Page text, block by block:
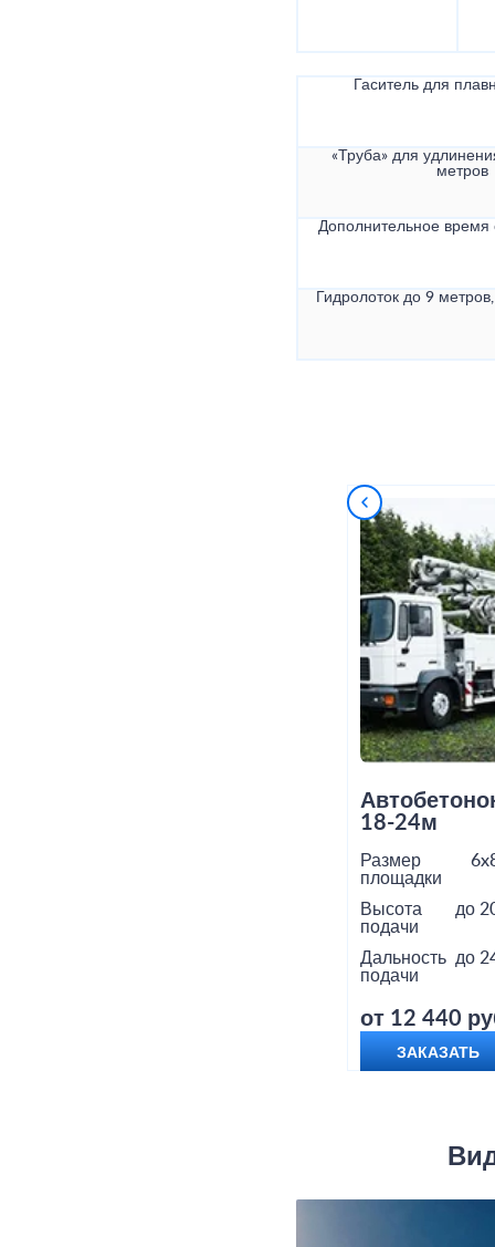
Гаситель для
«Труба» для
метров
Дополнительное
Гидролоток до 9
18-24м
Размер
площадки
Высота
подачи
до
Дальность
подачи
до
от 12 440
ЗАКАЗАТЬ